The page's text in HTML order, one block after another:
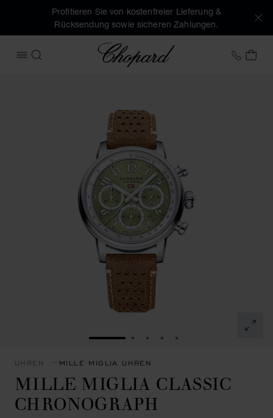
Profitieren Sie von kostenfreier Lieferung &
Rücksendung sowie sicheren Zahlungen.
MENÜ ÖFFNEN
SUCHEN
Chopard +41
ZUR FOLIE GEHEN 1
ZUR FOLIE GEHEN 2
ZUR FOLIE GEHEN 3
ZUR FOLIE GEHEN 4
ZUR FOLIE GEHEN
UHREN MILLE MIGLIA UHREN
MILLE MIGLIA CLASSIC
CHRONOGRAPH